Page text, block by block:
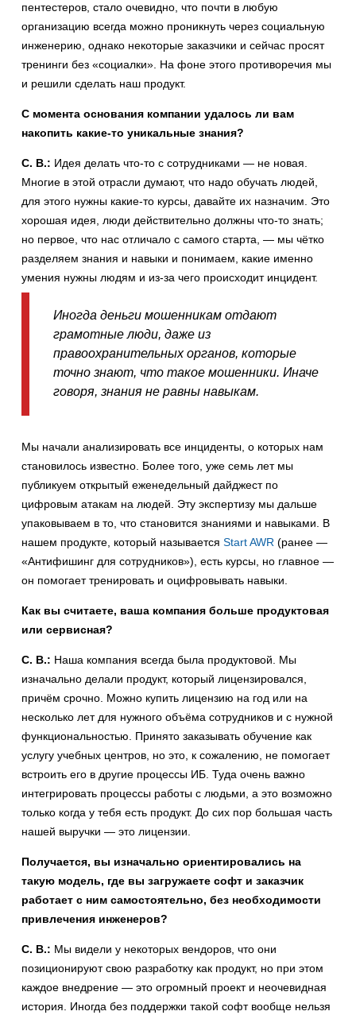
пентестеров, стало очевидно, что почти в любую
организацию всегда можно проникнуть через социальную
инженерию, однако некоторые заказчики и сейчас просят
тренинги без «социалки». На фоне этого противоречия мы
и решили сделать наш продукт.
С момента основания компании удалось ли вам
накопить какие-то уникальные знания?
С. В.: Идея делать что-то с сотрудниками — не новая.
Многие в этой отрасли думают, что надо обучать людей,
для этого нужны какие-то курсы, давайте их назначим. Это
хорошая идея, люди действительно должны что-то знать;
но первое, что нас отличало с самого старта, — мы чётко
разделяем знания и навыки и понимаем, какие именно
умения нужны людям и из-за чего происходит инцидент.
Иногда деньги мошенникам отдают
грамотные люди, даже из
правоохранительных органов, которые
точно знают, что такое мошенники. Иначе
говоря, знания не равны навыкам.
Мы начали анализировать все инциденты, о которых нам
становилось известно. Более того, уже семь лет мы
публикуем открытый еженедельный дайджест по
цифровым атакам на людей. Эту экспертизу мы дальше
упаковываем в то, что становится знаниями и навыками. В
нашем продукте, который называется Start AWR (ранее —
«Антифишинг для сотрудников»), есть курсы, но главное —
он помогает тренировать и оцифровывать навыки.
Как вы считаете, ваша компания больше продуктовая
или сервисная?
С. В.: Наша компания всегда была продуктовой. Мы
изначально делали продукт, который лицензировался,
причём срочно. Можно купить лицензию на год или на
несколько лет для нужного объёма сотрудников и с нужной
функциональностью. Принято заказывать обучение как
услугу учебных центров, но это, к сожалению, не помогает
встроить его в другие процессы ИБ. Туда очень важно
интегрировать процессы работы с людьми, а это возможно
только когда у тебя есть продукт. До сих пор большая часть
нашей выручки — это лицензии.
Получается, вы изначально ориентировались на
такую модель, где вы загружаете софт и заказчик
работает с ним самостоятельно, без необходимости
привлечения инженеров?
С. В.: Мы видели у некоторых вендоров, что они
позиционируют свою разработку как продукт, но при этом
каждое внедрение — это огромный проект и неочевидная
история. Иногда без поддержки такой софт вообще нельзя